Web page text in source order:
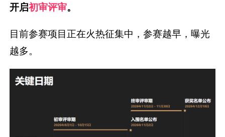
开启初审评审。
目前参赛项目正在火热征集中，参赛越早，曝光
越多。